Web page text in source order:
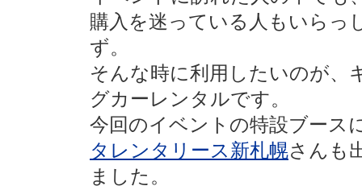
購入を迷っている人もいらっ
ず。
そんな時に利用したいのが、
グカーレンタルです。
今回のイベントの特設ブース
タレンタリース新札幌さんも
ました。